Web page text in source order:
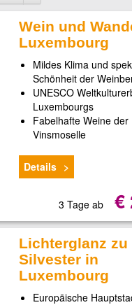
Wein und
Luxembourg
Mildes Klima und
Schönheit der
UNESCO
Luxembourgs
Fabelhafte Weine der
Vinsmoselle
Details
3 Tage ab €
Lichterglanz zu
Silvester in
Luxembourg
Europäische